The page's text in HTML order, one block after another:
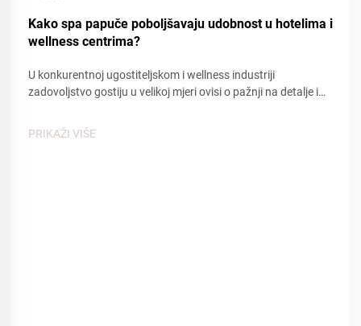
Kako spa papuče poboljšavaju udobnost u hotelima i
wellness centrima?
U konkurentnoj ugostiteljskom i wellness industriji
zadovoljstvo gostiju u velikoj mjeri ovisi o pažnji na detalje i
na iskustvo gostiju, spa papuče igraju ključnu ulogu u
PRIKAŽI VIŠE